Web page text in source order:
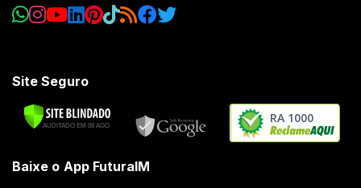
Site Seguro
RA 1000
Baixe o App FuturaIM